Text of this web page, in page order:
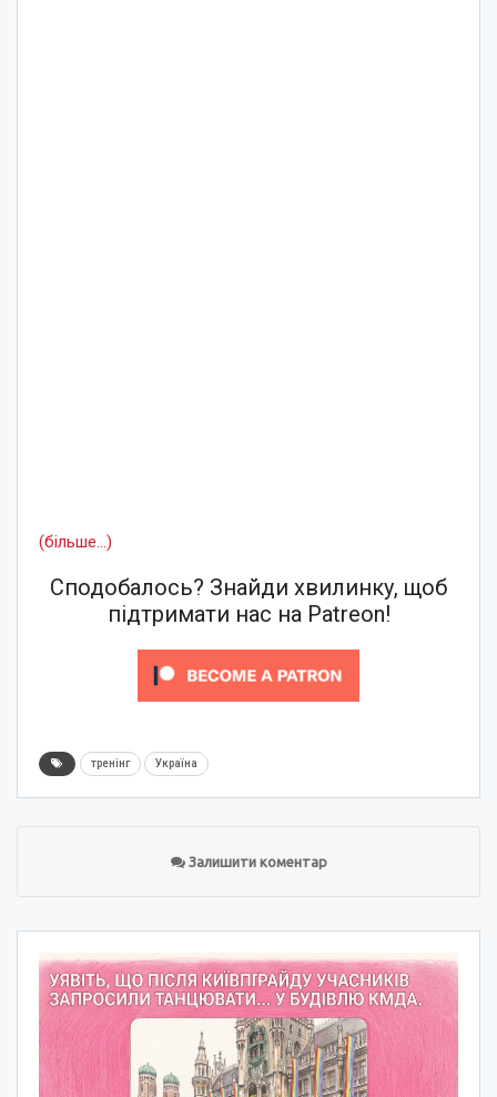
(більше…)
Сподобалось? Знайди хвилинку, щоб
підтримати нас на Patreon!
тренінг Україна
Залишити коментар